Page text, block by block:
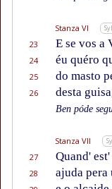
Stanza VI
23 E se vos a
24 éu quéro
25 do masto
26 desta
Ben póde
Stanza VII
27 Quand'
28 ajuda pera